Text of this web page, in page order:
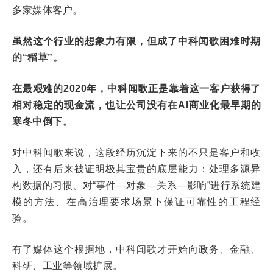
多家媒体客户。
虽然这个行业的想象力有限，但成了中科闻歌困难时期
的“稻草”。
在最艰难的2020年，中科闻歌正是靠着这一客户获得了
相对稳定的现金流，也让公司没有在AI商业化最早期的
寒冬中倒下。
对中科闻歌来说，这段经历沉淀下来的不只是客户和收
入，还有后来被证明极其宝贵的底层能力：处理多源异
构数据的习惯、对“事件—对象—关系—影响”进行系统建
模的方法、在高治理要求场景下保证可靠性的工程经
验。
有了媒体这个根据地，中科闻歌才开始向政务、金融、
科研、工业等领域扩展。